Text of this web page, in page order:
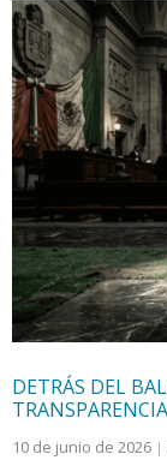
Editorial
Nacional
Internacional
Cultura
DETRÁS DEL
TRANSPARENCIA
10 de junio de 2026